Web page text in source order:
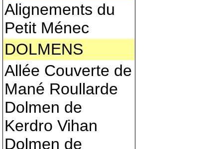
Alignements du
Petit Ménec
DOLMENS
Allée Couverte de
Mané Roullarde
Dolmen de
Kerdro Vihan
Dolmen de